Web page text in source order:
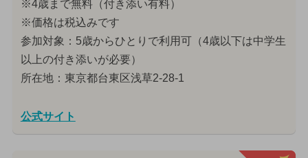
※4歳まで無料（付き添い有料）
※価格は税込みです
参加対象：5歳からひとりで利用可（4歳以下は中学生
以上の付き添いが必要）
所在地：東京都台東区浅草2-28-1
公式サイト